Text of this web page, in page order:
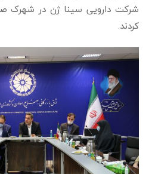
شرکت دارویی سینا ژن در شهرک
کردند.